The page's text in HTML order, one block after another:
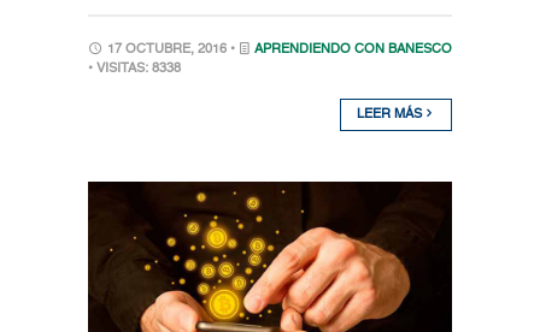
17 OCTUBRE, 2016 •
APRENDIENDO CON BANESCO
• VISITAS: 8338
LEER MÁS